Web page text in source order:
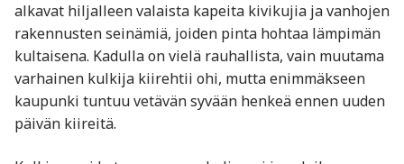
alkavat hiljalleen valaista kapeita kivikujia ja vanhojen
rakennusten seinämiä, joiden pinta hohtaa lämpimän
kultaisena. Kadulla on vielä rauhallista, vain muutama
varhainen kulkija kiirehtii ohi, mutta enimmäkseen
kaupunki tuntuu vetävän syvään henkeä ennen uuden
päivän kiireitä.